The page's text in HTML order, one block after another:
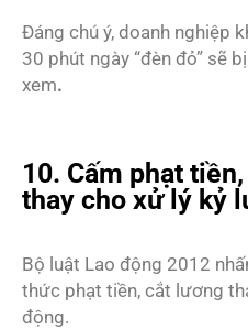
Đáng chú ý, doanh nghiệp
30 phút ngày “đèn đỏ” sẽ
xem.
10. Cấm phạt
thay cho xử lý kỷ
Bộ luật Lao động 2012
thức phạt tiền, cắt lương
động.